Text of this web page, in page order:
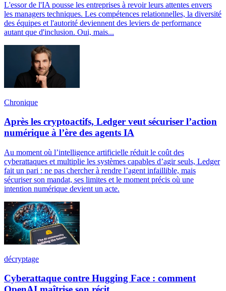
L'essor de l'IA pousse les entreprises à revoir leurs attentes envers
les managers techniques. Les compétences relationnelles, la diversité
des équipes et l'autorité deviennent des leviers de performance
autant que d'inclusion. Oui, mais...
Chronique
Après les cryptoactifs, Ledger veut sécuriser l’action
numérique à l’ère des agents IA
Au moment où l’intelligence artificielle réduit le coût des
cyberattaques et multiplie les systèmes capables d’agir seuls, Ledger
fait un pari : ne pas chercher à rendre l’agent infaillible, mais
sécuriser son mandat, ses limites et le moment précis où une
intention numérique devient un acte.
décryptage
Cyberattaque contre Hugging Face : comment